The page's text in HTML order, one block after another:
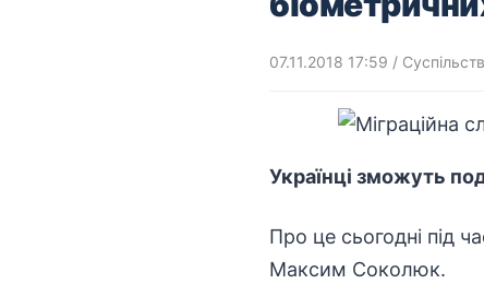
07.11.2018 17:59 /
Українці зможуть
Про це сьогодні під
Максим Соколюк.